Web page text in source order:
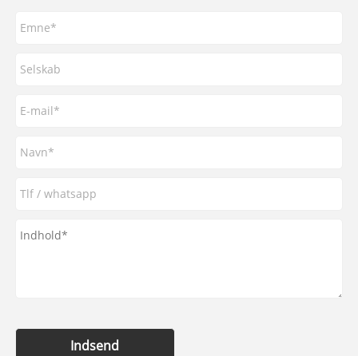
Indsend